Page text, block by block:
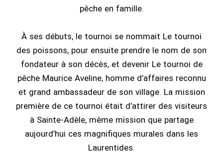
pêche en famille.
À ses débuts, le tournoi se nommait Le tournoi
des poissons, pour ensuite prendre le nom de son
fondateur à son décès, et devenir Le tournoi de
pêche Maurice Aveline, homme d’affaires reconnu
et grand ambassadeur de son village. La mission
première de ce tournoi était d’attirer des visiteurs
à Sainte-Adèle, même mission que partage
aujourd’hui ces magnifiques murales dans les
Laurentides.